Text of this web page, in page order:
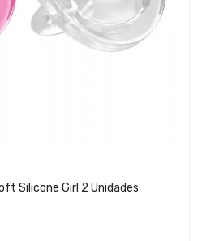
Silicone Girl 2 Unidades